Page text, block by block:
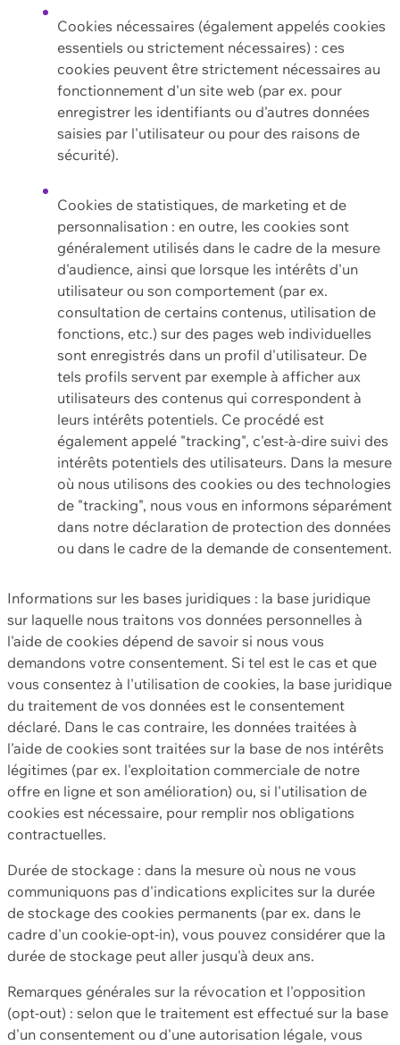
Cookies nécessaires (également appelés cookies
essentiels ou strictement nécessaires) : ces
cookies peuvent être strictement nécessaires au
fonctionnement d'un site web (par ex. pour
enregistrer les identifiants ou d'autres données
saisies par l'utilisateur ou pour des raisons de
sécurité).
Cookies de statistiques, de marketing et de
personnalisation : en outre, les cookies sont
généralement utilisés dans le cadre de la mesure
d'audience, ainsi que lorsque les intérêts d'un
utilisateur ou son comportement (par ex.
consultation de certains contenus, utilisation de
fonctions, etc.) sur des pages web individuelles
sont enregistrés dans un profil d'utilisateur. De
tels profils servent par exemple à afficher aux
utilisateurs des contenus qui correspondent à
leurs intérêts potentiels. Ce procédé est
également appelé "tracking", c'est-à-dire suivi des
intérêts potentiels des utilisateurs. Dans la mesure
où nous utilisons des cookies ou des technologies
de "tracking", nous vous en informons séparément
dans notre déclaration de protection des données
ou dans le cadre de la demande de consentement.
Informations sur les bases juridiques : la base juridique
sur laquelle nous traitons vos données personnelles à
l'aide de cookies dépend de savoir si nous vous
demandons votre consentement. Si tel est le cas et que
vous consentez à l'utilisation de cookies, la base juridique
du traitement de vos données est le consentement
déclaré. Dans le cas contraire, les données traitées à
l'aide de cookies sont traitées sur la base de nos intérêts
légitimes (par ex. l'exploitation commerciale de notre
offre en ligne et son amélioration) ou, si l'utilisation de
cookies est nécessaire, pour remplir nos obligations
contractuelles.
Durée de stockage : dans la mesure où nous ne vous
communiquons pas d'indications explicites sur la durée
de stockage des cookies permanents (par ex. dans le
cadre d'un cookie-opt-in), vous pouvez considérer que la
durée de stockage peut aller jusqu'à deux ans.
Remarques générales sur la révocation et l'opposition
(opt-out) : selon que le traitement est effectué sur la base
d'un consentement ou d'une autorisation légale, vous